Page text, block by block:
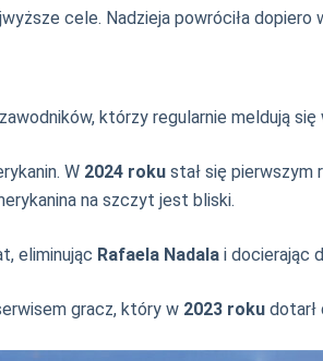
cele. Nadzieja powróciła
którzy regularnie meldują
W 2024 roku stał się pierwszym
na szczyt jest bliski.
eliminując Rafaela Nadala i docierając
gracz, który w 2023 roku dotarł